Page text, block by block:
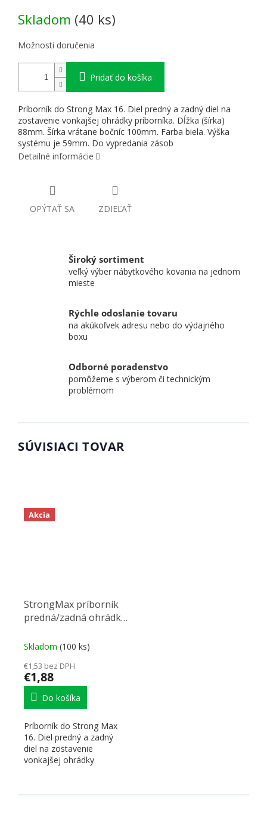
Skladom (40 ks)
Možnosti doručenia
Pridať do košíka
Príborník do Strong Max 16. Diel predný a zadný diel na
zostavenie vonkajšej ohrádky príborníka. Dĺžka (šírka)
88mm. Šírka vrátane bočníc 100mm. Farba biela. Výška
systému je 59mm. Do vypredania zásob
Detailné informácie
OPÝTAŤ SA ZDIEĽAŤ
Široký sortiment
veľký výber nábytkového kovania na jednom
mieste
Rýchle odoslanie tovaru
na akúkoľvek adresu nebo do výdajného
boxu
Odborné poradenstvo
pomôžeme s výberom či technickým
problémom
SÚVISIACI TOVAR
Akcia
StrongMax príborník
predná/zadná ohrádka
Skladom (100 ks)
€1,53 bez DPH
€1,88
Do košíka
Príborník do Strong Max
16. Diel predný a zadný
diel na zostavenie
vonkajšej ohrádky